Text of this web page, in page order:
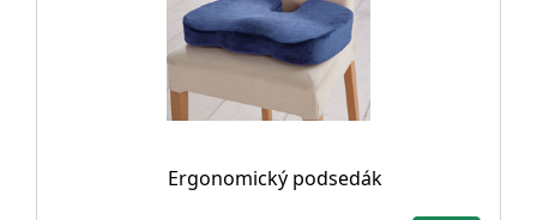
Ergonomický podsedák